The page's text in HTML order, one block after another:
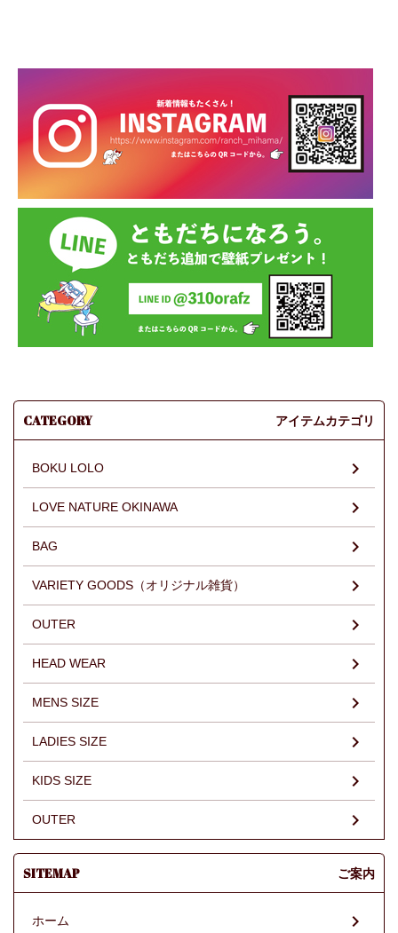
CATEGORY アイテムカテゴリ
BOKU LOLO
LOVE NATURE OKINAWA
BAG
VARIETY GOODS（オリジナル雑貨）
OUTER
HEAD WEAR
MENS SIZE
LADIES SIZE
KIDS SIZE
OUTER
SITEMAP ご案内
ホーム